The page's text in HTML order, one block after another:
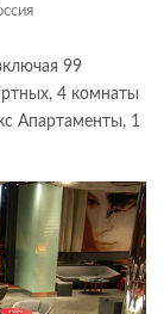
99
4 комнаты
Апартаменты, 1